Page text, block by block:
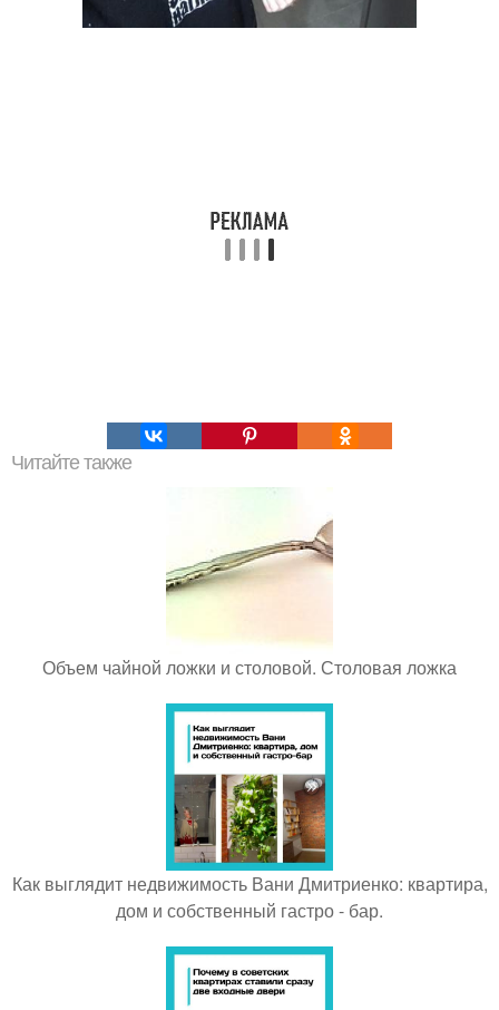
Читайте также
Объем чайной ложки и столовой. Столовая ложка
Как выглядит недвижимость Вани Дмитриенко: квартира,
дом и собственный гастро - бар.